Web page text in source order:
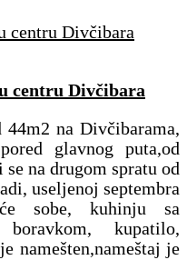
centru Divčibara
na Divčibarama,
glavnog puta,od
na drugom spratu od
useljenoj septembra
sobe, kuhinju sa
kupatilo,
namešten,nameštaj je